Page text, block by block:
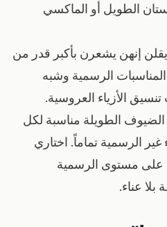
الطويل أو الماكسي
يقلن إنهن يشعرن بأكبر قدر من
الرسمية وشبه
الأزياء العروسية.
الطويلة مناسبة لكل
غير الرسمية تماماً. اختاري
على مستوى الرسمية
بلا عناء.